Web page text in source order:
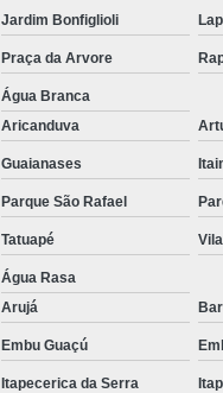
Jardim Bonfiglioli
Praça da Arvore
Água Branca
Aricanduva
Guaianases
Parque São Rafael
Tatuapé
Água Rasa
Arujá
Embu Guaçú
Itapecerica da Serra